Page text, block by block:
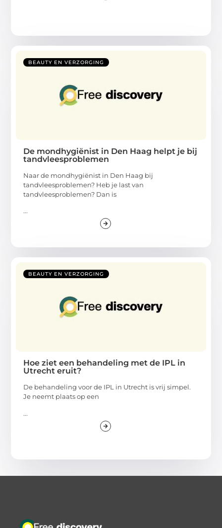
BEAUTY EN VERZORGING
De mondhygiënist in Den Haag helpt je bij
tandvleesproblemen
Naar de mondhygiënist in Den Haag bij
tandvleesproblemen? Heb je last van
tandvleesproblemen? Dan is
...
BEAUTY EN VERZORGING
Hoe ziet een behandeling met de IPL in
Utrecht eruit?
De behandeling voor de IPL in Utrecht is vrij simpel.
Je neemt plaats op een
...